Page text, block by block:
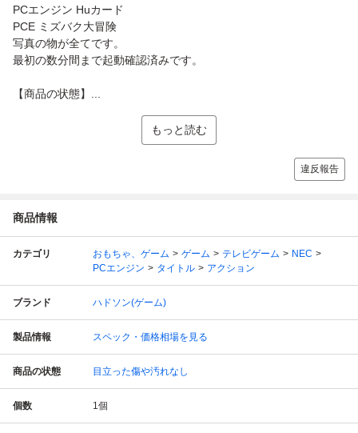
PCエンジン Huカード
PCE ミズバク大冒険
写真の物が全てです。
最初の数分間まで起動確認済みです。
【商品の状態】...
もっと読む
違反報告
商品情報
カテゴリ おもちゃ、ゲーム ゲーム テレビゲーム
NEC
PCエンジン
タイトル アクション
ブランド ハドソン(ゲーム)
製品情報 スペック・価格相場を見る
商品の状態 目立った傷や汚れなし
個数 1個